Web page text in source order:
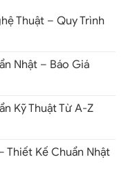
Thuật – Quy Trình
Nhật – Báo Giá
Kỹ Thuật Từ A-Z
Thiết Kế Chuẩn Nhật